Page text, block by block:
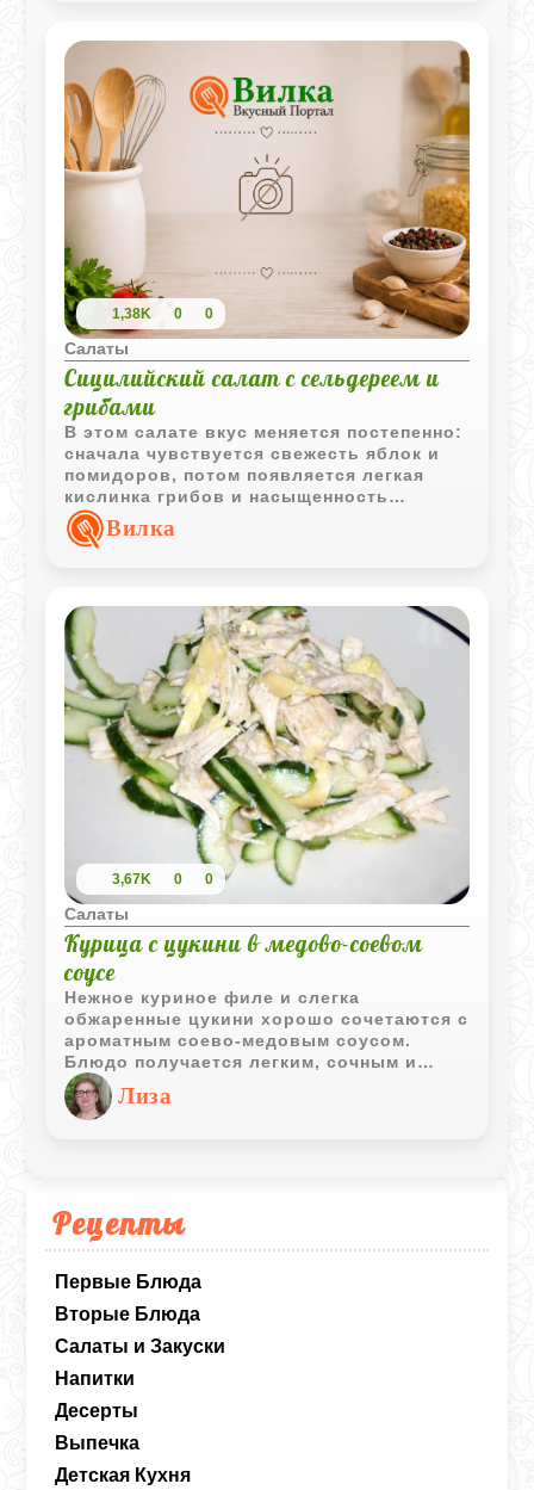
Рецепты
Первые Блюда
Вторые Блюда
Салаты и Закуски
Напитки
Десерты
Выпечка
Детская Кухня
1,38K 0 0
Салаты
Сицилийский салат с сельдереем и
грибами
В этом салате вкус меняется постепенно:
сначала чувствуется свежесть яблок и
помидоров, потом появляется легкая
кислинка грибов и насыщенность
оливкового масла. Сельдерей делает
текстуру плотнее и интереснее, а
Вилка
3,67K 0 0
Салаты
Курица с цукини в медово-соевом
соусе
Нежное куриное филе и слегка
обжаренные цукини хорошо сочетаются с
ароматным соево-медовым соусом.
Блюдо получается легким, сочным и
отлично подходит для быстрого
домашнего ужина.
Лиза